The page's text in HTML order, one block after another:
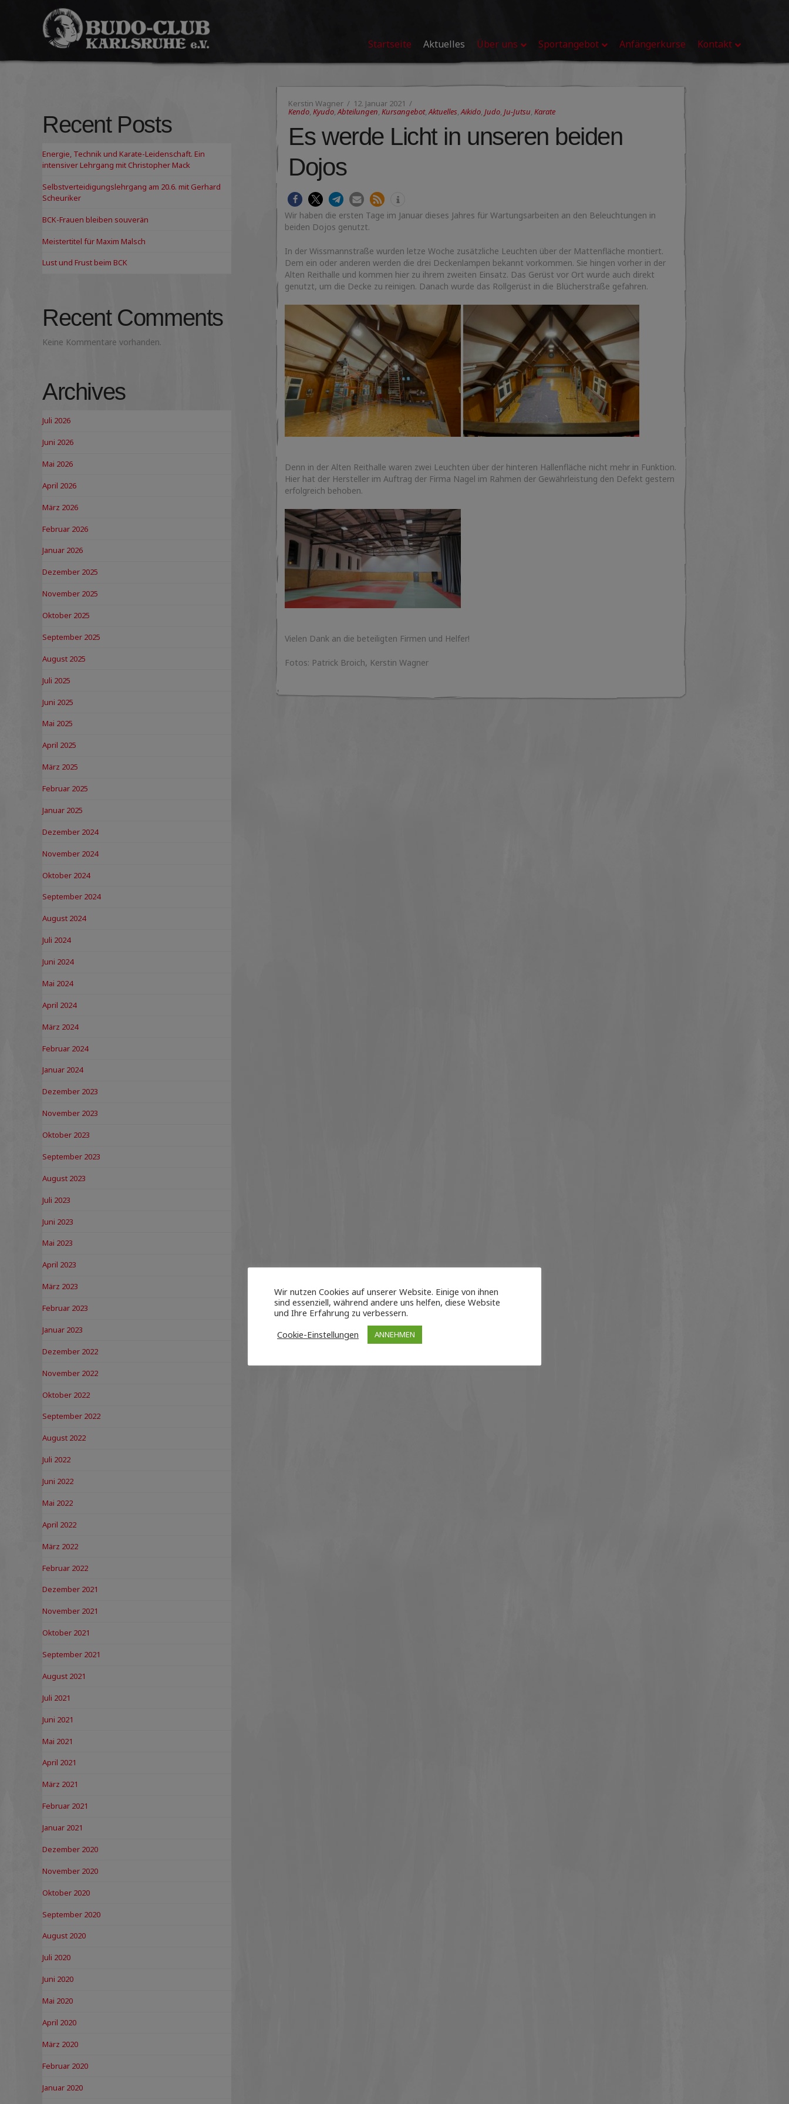
Budo-
Club
e.V.
Startseite Aktuelles Über uns Sportangebot Anfängerkurse Kontakt
Kerstin Wagner 12. Januar 2021
Kendo Kyudo ,Abteilungen Kursangebot,Aktuelles ,Aikido Judo Ju-Jutsu Karate
Es werde Licht in unseren beiden
Dojos
Wir haben die ersten Tage im Januar dieses Jahres für Wartungsarbeiten an den Beleuchtungen in
beiden Dojos genutzt.
In der Wissmannstraße wurden letze Woche zusätzliche Leuchten über der Mattenfläche montiert.
Dem ein oder anderen werden die drei Deckenlampen bekannt vorkommen. Sie hingen vorher in der
Alten Reithalle und kommen hier zu ihrem zweiten Einsatz. Das Gerüst vor Ort wurde auch direkt
genutzt, um die Decke zu reinigen. Danach wurde das Rollgerüst in die Blücherstraße gefahren.
Denn in der Alten Reithalle waren zwei Leuchten über der hinteren Hallenfläche nicht mehr in Funktion.
Hier hat der Hersteller im Auftrag der Firma Nagel im Rahmen der Gewährleistung den Defekt gestern
erfolgreich behoben.
Vielen Dank an die beteiligten Firmen und Helfer!
Fotos: Patrick Broich, Kerstin Wagner
Recent Posts
Energie, Technik und Karate-Leidenschaft. Ein
intensiver Lehrgang mit Christopher Mack
Selbstverteidigungslehrgang am 20.6. mit Gerhard
Scheuriker
BCK-Frauen bleiben souverän
Meistertitel für Maxim Malsch
Lust und Frust beim BCK
Recent Comments
Keine Kommentare vorhanden.
Archives
Juli 2026
Juni 2026
Mai 2026
April 2026
März 2026
Februar 2026
Januar 2026
Dezember 2025
November 2025
Oktober 2025
September 2025
August 2025
Juli 2025
Juni 2025
Mai 2025
April 2025
März 2025
Februar 2025
Januar 2025
Dezember 2024
November 2024
Oktober 2024
September 2024
August 2024
Juli 2024
Juni 2024
Mai 2024
April 2024
März 2024
Februar 2024
Januar 2024
Dezember 2023
November 2023
Oktober 2023
September 2023
August 2023
Juli 2023
Juni 2023
Mai 2023
April 2023
März 2023
Februar 2023
Januar 2023
Dezember 2022
November 2022
Oktober 2022
September 2022
August 2022
Juli 2022
Juni 2022
Mai 2022
April 2022
März 2022
Februar 2022
Dezember 2021
November 2021
Oktober 2021
September 2021
August 2021
Juli 2021
Juni 2021
Mai 2021
April 2021
März 2021
Februar 2021
Januar 2021
Dezember 2020
November 2020
Oktober 2020
September 2020
August 2020
Juli 2020
Juni 2020
Mai 2020
April 2020
März 2020
Februar 2020
Januar 2020
Wir nutzen Cookies auf unserer Website. Einige von ihnen
sind essenziell, während andere uns helfen, diese Website
und Ihre Erfahrung zu verbessern.
Cookie-Einstellungen
ANNEHMEN